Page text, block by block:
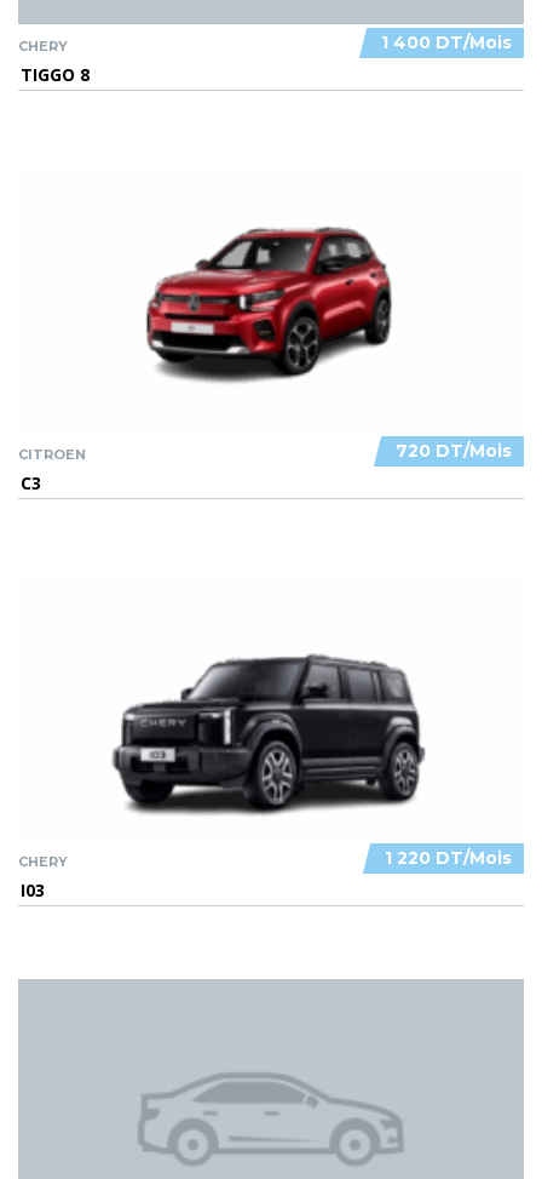
1 400 DT/Mois
CHERY
TIGGO 8
720 DT/Mois
CITROEN
C3
1 220 DT/Mois
CHERY
I03